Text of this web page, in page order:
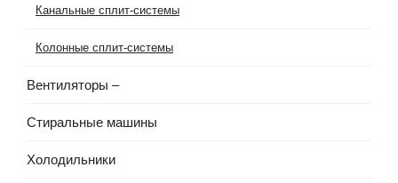
Канальные сплит-системы
Колонные сплит-системы
Вентиляторы –
Стиральные машины
Холодильники